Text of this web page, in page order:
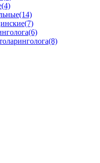
(4)
(14)
(7)
(6)
(8)